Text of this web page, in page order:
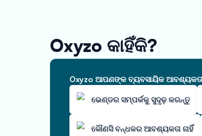
Oxyzo କାହିଁକି?
Oxyzo ଆପଣଙ୍କ ବ୍ୟବସାୟିକ ଆବଶ୍ୟକତା
ଭେଣ୍ଡର ସମ୍ପର୍କକୁ ସୁଦୃଢ଼ କରନ୍ତୁ
କୌଣସି ବନ୍ଧକର ଆବଶ୍ୟକତା ନାହିଁ